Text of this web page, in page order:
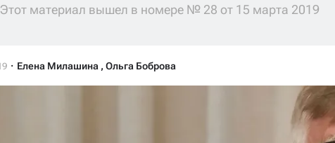
Этот материал вышел в номере № 28 от 15 марта 2019
Елена Милашина , Ольга Боброва